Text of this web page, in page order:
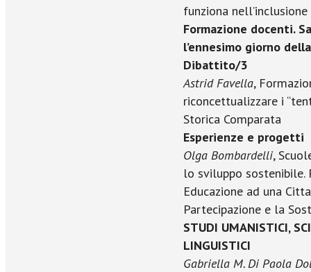
funziona nell’inclusione
Formazione docenti.
l’ennesimo giorno
Dibattito/3
Astrid Favella,
riconcettualizzare i
Storica Comparata
Esperienze e progetti
Olga Bombardelli,
lo sviluppo sostenibile.
Educazione ad una
Partecipazione e la
STUDI UMANISTICI,
LINGUISTICI
Gabriella M. Di Paola